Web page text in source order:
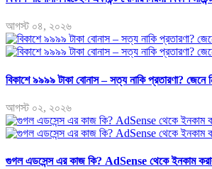
আগস্ট ০৪, ২০২৬
বিকাশে ৯৯৯৯ টাকা বোনাস – সত্য নাকি প্রতারণা?
আগস্ট ০২, ২০২৬
গুগল এডসেন্স এর কাজ কি? AdSense থেকে ইনকাম করার